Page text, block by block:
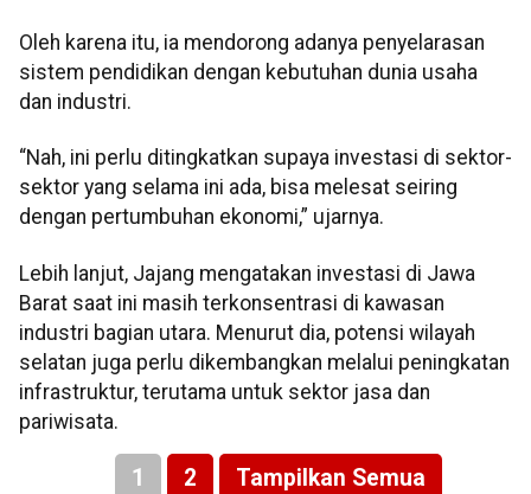
Oleh karena itu, ia mendorong adanya penyelarasan
sistem pendidikan dengan kebutuhan dunia usaha
dan industri.
“Nah, ini perlu ditingkatkan supaya investasi di sektor-
sektor yang selama ini ada, bisa melesat seiring
dengan pertumbuhan ekonomi,” ujarnya.
Lebih lanjut, Jajang mengatakan investasi di Jawa
Barat saat ini masih terkonsentrasi di kawasan
industri bagian utara. Menurut dia, potensi wilayah
selatan juga perlu dikembangkan melalui peningkatan
infrastruktur, terutama untuk sektor jasa dan
pariwisata.
1 2 Tampilkan Semua